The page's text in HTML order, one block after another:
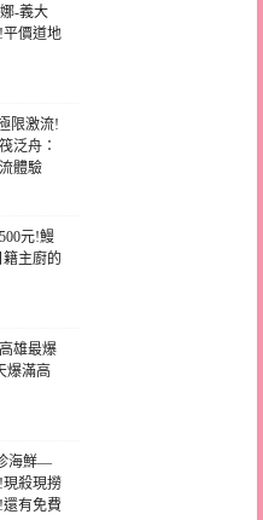
-義大
價道地
限激流!
泛舟：
體驗
元!鰻
主廚的
雄最爆
爆滿高
海鮮—
殺現撈
有免費